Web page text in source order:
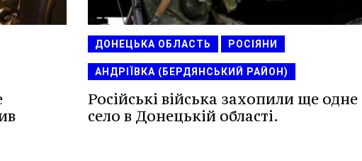
ДОНЕЦЬКА ОБЛАСТЬ РОСІЯНИ
АНДРІЇВКА (БЕРДЯНСЬКИЙ РАЙОН)
Російські війська захопили ще одне
село в Донецькій області.